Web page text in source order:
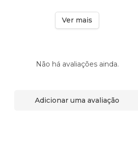
Ver mais
Não há avaliações ainda.
Adicionar uma avaliação